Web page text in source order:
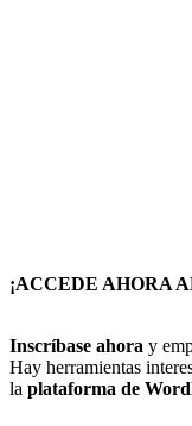
¡ACCEDE AHORA
Inscríbase ahora y
Hay herramientas
la plataforma de